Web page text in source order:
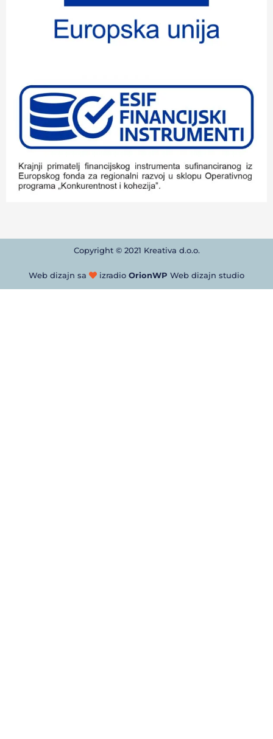
Copyright © 2021 Kreativa d.o.o.
Web dizajn sa izradio OrionWP Web dizajn studio